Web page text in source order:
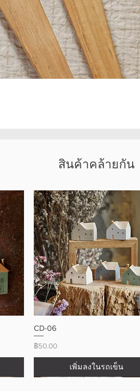
สินค้าคล้ายกัน
CD-06
ราคา
฿50.00
เพิ่มลงในรถเข็น